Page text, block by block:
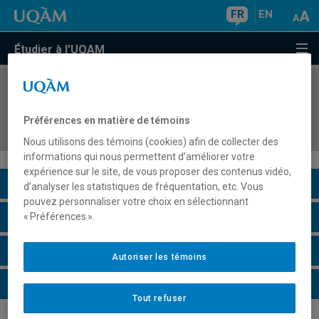
FR EN
Étudier à l'UQAM
COURS//
topologie
Description du cours
Horaire - Été 2026
Horaire - Automne 2026
Horaire - Hiver 2027
Préférences en matière de témoins
Nous utilisons des témoins (cookies) afin de collecter des
informations qui nous permettent d’améliorer votre
expérience sur le site, de vous proposer des contenus vidéo,
d’analyser les statistiques de fréquentation, etc. Vous
pouvez personnaliser votre choix en sélectionnant
« Préférences ».
Tout refuser
Autoriser les témoins